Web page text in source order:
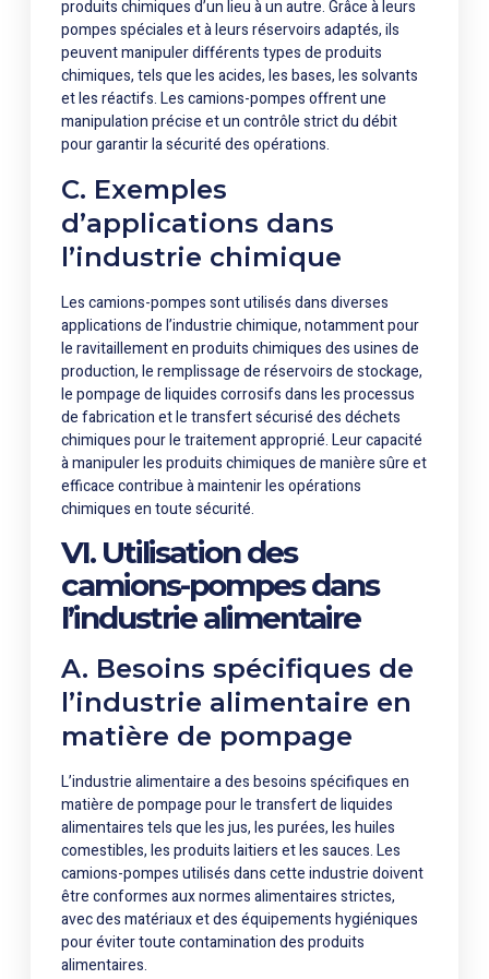
produits chimiques d’un lieu à un autre. Grâce à leurs
pompes spéciales et à leurs réservoirs adaptés, ils
peuvent manipuler différents types de produits
chimiques, tels que les acides, les bases, les solvants
et les réactifs. Les camions-pompes offrent une
manipulation précise et un contrôle strict du débit
pour garantir la sécurité des opérations.
C. Exemples
d’applications dans
l’industrie chimique
Les camions-pompes sont utilisés dans diverses
applications de l’industrie chimique, notamment pour
le ravitaillement en produits chimiques des usines de
production, le remplissage de réservoirs de stockage,
le pompage de liquides corrosifs dans les processus
de fabrication et le transfert sécurisé des déchets
chimiques pour le traitement approprié. Leur capacité
à manipuler les produits chimiques de manière sûre et
efficace contribue à maintenir les opérations
chimiques en toute sécurité.
VI. Utilisation des
camions-pompes dans
l’industrie alimentaire
A. Besoins spécifiques de
l’industrie alimentaire en
matière de pompage
L’industrie alimentaire a des besoins spécifiques en
matière de pompage pour le transfert de liquides
alimentaires tels que les jus, les purées, les huiles
comestibles, les produits laitiers et les sauces. Les
camions-pompes utilisés dans cette industrie doivent
être conformes aux normes alimentaires strictes,
avec des matériaux et des équipements hygiéniques
pour éviter toute contamination des produits
alimentaires.